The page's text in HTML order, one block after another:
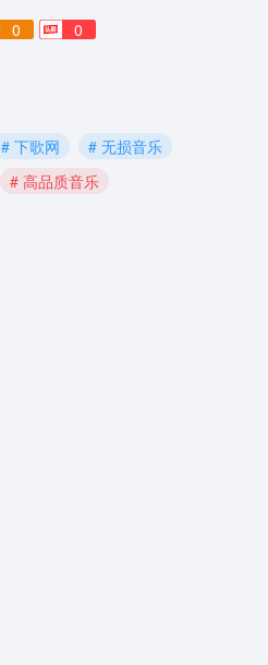
0 0
# 下歌网
# 无损音乐
# 高品质音乐